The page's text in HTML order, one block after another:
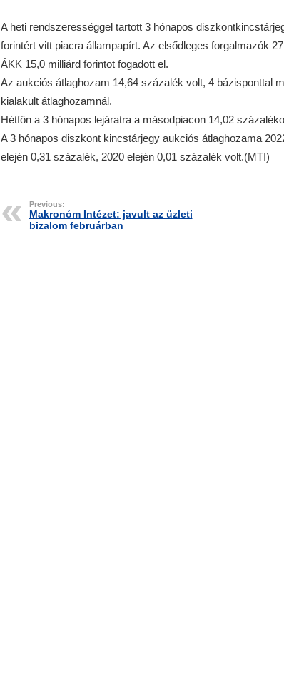
A heti rendszerességgel tartott 3 hónapos
forintért vitt piacra állampapírt. Az elsődleges forgalmazók
ÁKK 15,0 milliárd forintot fogadott el.
Az aukciós átlaghozam 14,64 százalék volt, 4 bázisponttal
kialakult átlaghozamnál.
Hétfőn a 3 hónapos lejáratra a másodpiacon 14,02
A 3 hónapos diszkont kincstárjegy aukciós átlaghozama
elején 0,31 százalék, 2020 elején 0,01 százalék volt.(MTI)
Previous:
Makronóm Intézet: javult az üzleti
bizalom februárban